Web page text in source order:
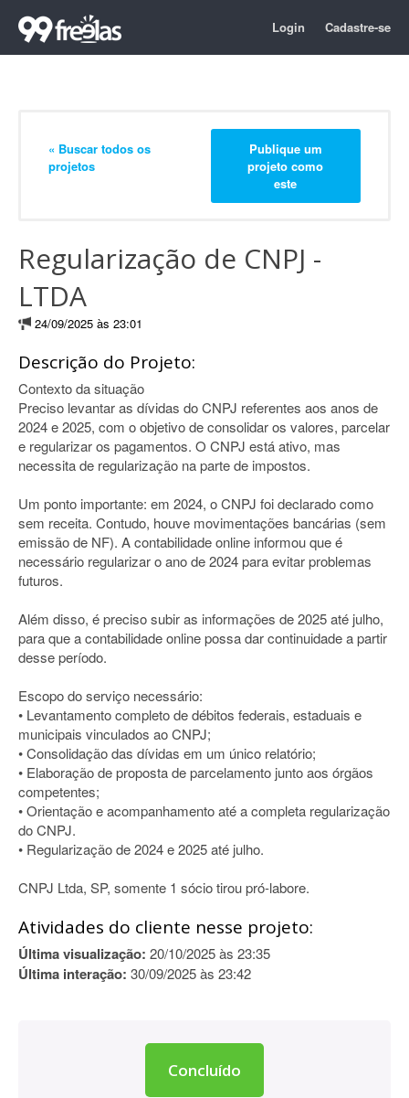
Login Cadastre-se
« Buscar todos os
projetos
Publique um
projeto como
este
Regularização de CNPJ -
LTDA
24/09/2025 às 23:01
Descrição do Projeto:
Contexto da situação
Preciso levantar as dívidas do CNPJ referentes aos anos de
2024 e 2025, com o objetivo de consolidar os valores, parcelar
e regularizar os pagamentos. O CNPJ está ativo, mas
necessita de regularização na parte de impostos.
Um ponto importante: em 2024, o CNPJ foi declarado como
sem receita. Contudo, houve movimentações bancárias (sem
emissão de NF). A contabilidade online informou que é
necessário regularizar o ano de 2024 para evitar problemas
futuros.
Além disso, é preciso subir as informações de 2025 até julho,
para que a contabilidade online possa dar continuidade a partir
desse período.
Escopo do serviço necessário:
• Levantamento completo de débitos federais, estaduais e
municipais vinculados ao CNPJ;
• Consolidação das dívidas em um único relatório;
• Elaboração de proposta de parcelamento junto aos órgãos
competentes;
• Orientação e acompanhamento até a completa regularização
do CNPJ.
• Regularização de 2024 e 2025 até julho.
CNPJ Ltda, SP, somente 1 sócio tirou pró-labore.
Atividades do cliente nesse projeto:
Última visualização: 20/10/2025 às 23:35
Última interação: 30/09/2025 às 23:42
Concluído